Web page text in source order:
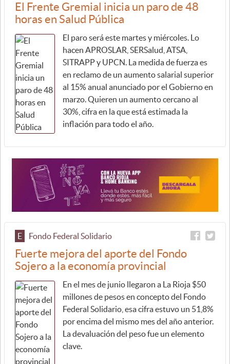
El Frente Gremial inicia un paro de 48
horas en Salud Pública
El paro será este martes y miércoles. Lo
hacen APROSLAR, SERSalud, ATSA,
SITRAPP y UPCN. La medida de fuerza es
en reclamo de un aumento salarial superior
al 15% anual anunciado por el Gobierno en
marzo. Quieren un aumento cercano al
30%, cifra en la que está estimada la
inflación para todo el año.
E Fondo Federal Solidario
Fuerte mejora del aporte del Fondo
Sojero a la economía provincial
En el mes de junio llegaron a La Rioja $50
millones de pesos en concepto del Fondo
Federal Solidario, esa cifra estuvo un 51,8%
por encima del mismo mes del año anterior.
La devaluación del peso fue un elemento
clave.